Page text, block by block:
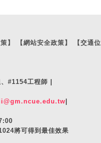
】 【網站安全政策】
【交通位
#1154工程師 |
將可得到最佳效果